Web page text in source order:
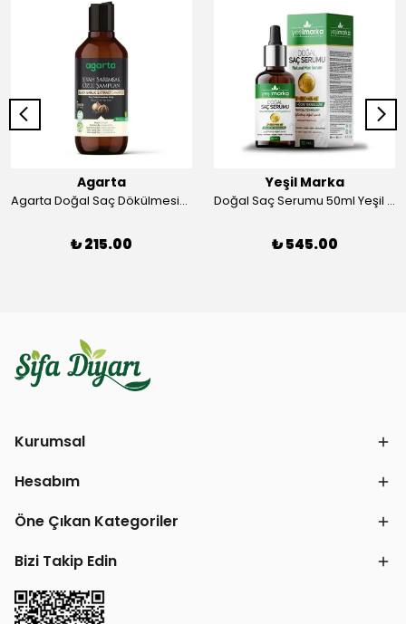
Agarta
Agarta Doğal Saç Dökülmesine Karşı Siyah Sarımsaklı Şampuan 400 ml
₺ 215.00
Yeşil Marka
Doğal Saç Serumu 50ml Yeşil Marka
₺ 545.00
Kurumsal
Hesabım
Öne Çıkan Kategoriler
Bizi Takip Edin